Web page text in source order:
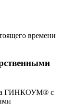
времени
ГИНКОУМ® с